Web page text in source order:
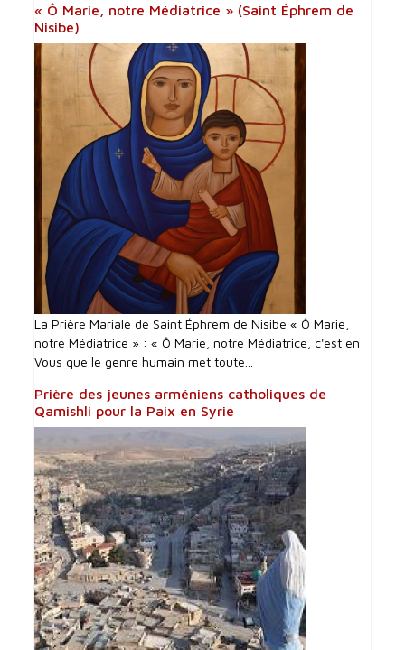
« Ô Marie, notre Médiatrice » (Saint Éphrem de
Nisibe)
La Prière Mariale de Saint Éphrem de Nisibe « Ô Marie,
notre Médiatrice » : « Ô Marie, notre Médiatrice, c'est en
Vous que le genre humain met toute...
Prière des jeunes arméniens catholiques de
Qamishli pour la Paix en Syrie